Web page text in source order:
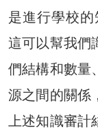
是進行學校的
這可以幫我們
們結構和數量
源之間的關係
上述知識審